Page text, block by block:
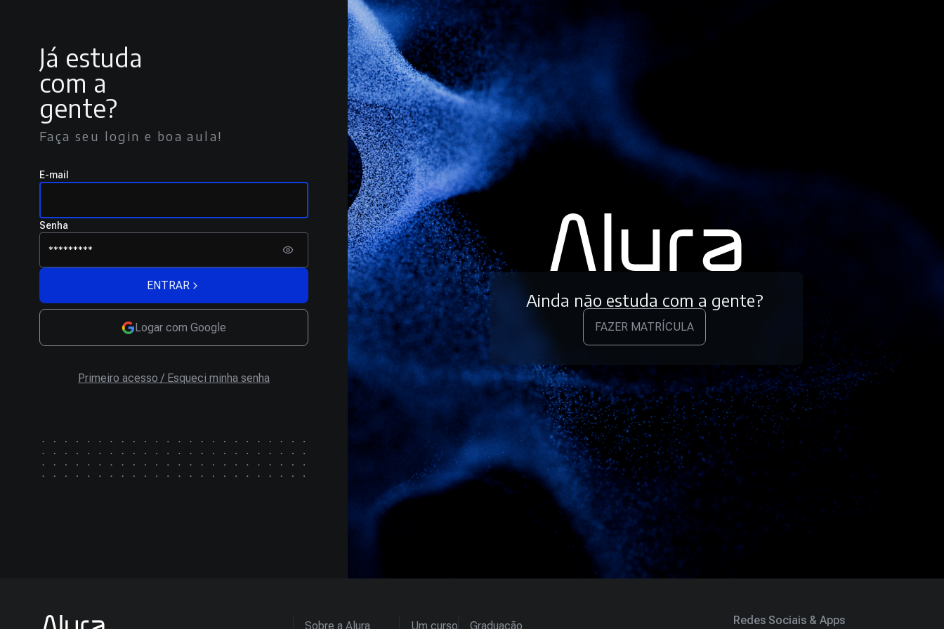
Já estuda
com a
gente?
Faça seu login e boa aula!
E-mail
Senha
ENTRAR
Logar com Google
Primeiro acesso / Esqueci minha senha
Ainda não estuda com a gente?
FAZER MATRÍCULA
Sobre a Alura Um curso Graduação Redes Sociais & Apps